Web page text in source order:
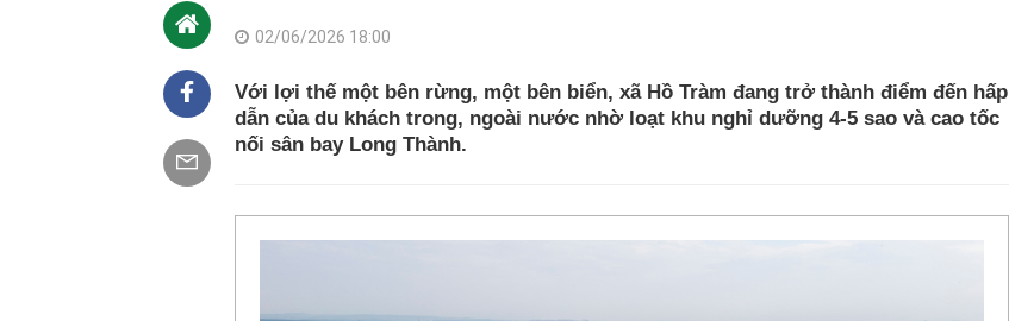
02/06/2026 18:00
Với lợi thế một bên rừng, một bên biển, xã Hồ Tràm đang trở thành điểm đến hấp
dẫn của du khách trong, ngoài nước nhờ loạt khu nghỉ dưỡng 4-5 sao và cao tốc
nối sân bay Long Thành.